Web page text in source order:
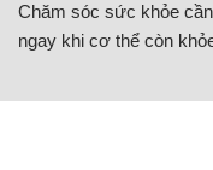
Chăm sóc sức khỏe
ngay khi cơ thể còn